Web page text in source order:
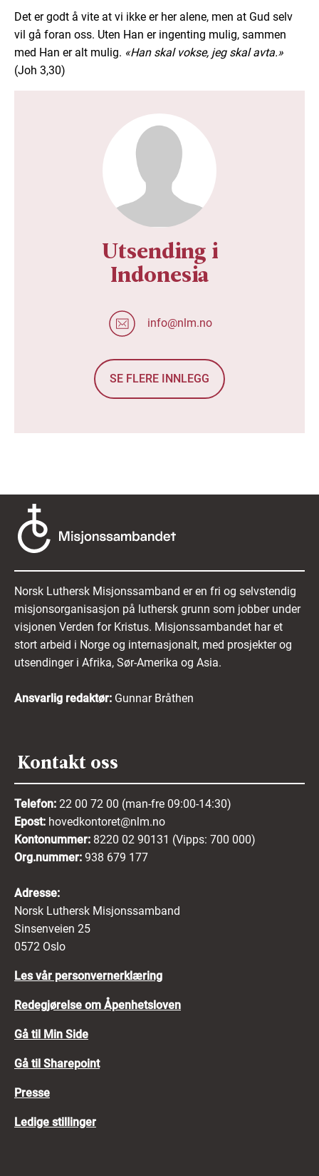
Det er godt å vite at vi ikke er her alene, men at Gud selv
vil gå foran oss. Uten Han er ingenting mulig, sammen
med Han er alt mulig. «Han skal vokse, jeg skal avta.»
(Joh 3,30)
Utsending i
Indonesia
info@nlm.no
SE FLERE INNLEGG
Norsk Luthersk Misjonssamband er en fri og selvstendig
misjonsorganisasjon på luthersk grunn som jobber under
visjonen Verden for Kristus. Misjonssambandet har et
stort arbeid i Norge og internasjonalt, med prosjekter og
utsendinger i Afrika, Sør-Amerika og Asia.
Ansvarlig redaktør: Gunnar Bråthen
Kontakt oss
Telefon: 22 00 72 00 (man-fre 09:00-14:30)
Epost: hovedkontoret@nlm.no
Kontonummer: 8220 02 90131 (Vipps: 700 000)
Org.nummer: 938 679 177
Adresse:
Norsk Luthersk Misjonssamband
Sinsenveien 25
0572 Oslo
Les vår personvernerklæring
Redegjørelse om Åpenhetsloven
Gå til Min Side
Gå til Sharepoint
Presse
Ledige stillinger